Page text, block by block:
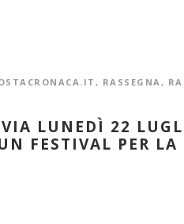
, RASSEGNA ,
LUNEDÌ 22
FESTIVAL PER LA